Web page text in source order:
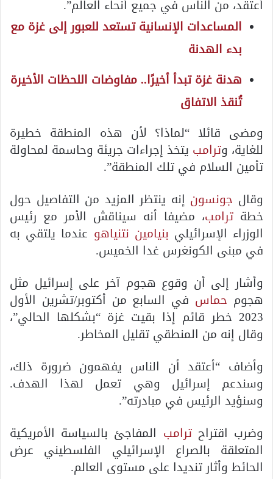
أعتقد، من الناس في جميع أنحاء العالم”.
المساعدات الإنسانية تستعد للعبور إلى غزة مع
بدء الهدنة
هدنة غزة تبدأ أخيرًا.. مفاوضات اللحظات الأخيرة
تُنقذ الاتفاق
ومضى قائلا “لماذا؟ لأن هذه المنطقة خطيرة
للغاية، وترامب يتخذ إجراءات جريئة وحاسمة لمحاولة
تأمين السلام في تلك المنطقة”.
وقال جونسون إنه ينتظر المزيد من التفاصيل حول
خطة ترامب، مضيفا أنه سيناقش الأمر مع رئيس
الوزراء الإسرائيلي بنيامين نتنياهو عندما يلتقي به
في مبنى الكونغرس غدا الخميس.
وأشار إلى أن وقوع هجوم آخر على إسرائيل مثل
هجوم حماس في السابع من أكتوبر/تشرين الأول
2023 خطر قائم إذا بقيت غزة “بشكلها الحالي”،
وقال إنه من المنطقي تقليل المخاطر.
وأضاف “أعتقد أن الناس يفهمون ضرورة ذلك،
وسندعم إسرائيل وهي تعمل لهذا الهدف.
وسنؤيد الرئيس في مبادرته”.
وضرب اقتراحترامب المفاجئ بالسياسة الأمريكية
المتعلقة بالصراع الإسرائيلي الفلسطيني عرض
الحائط وأثار تنديدا على مستوى العالم.